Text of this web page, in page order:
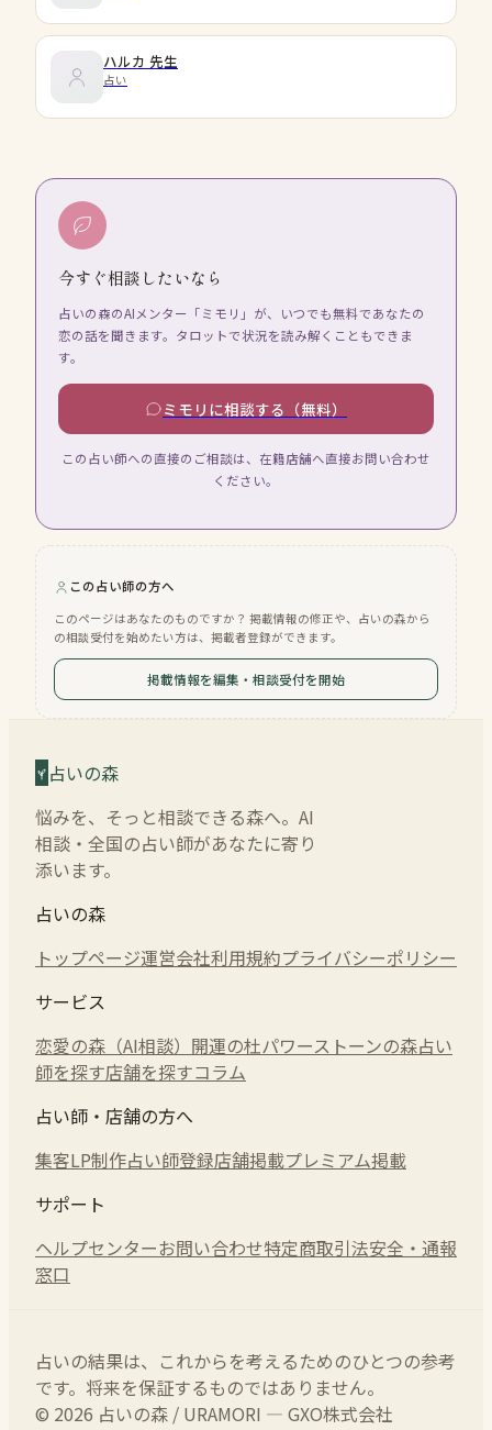
ハルカ 先生
占い
今すぐ相談したいなら
占いの森のAIメンター「ミモリ」が、いつでも無料であなたの
恋の話を聞きます。タロットで状況を読み解くこともできま
す。
ミモリに相談する（無料）
この占い師への直接のご相談は、在籍店舗へ直接お問い合わせ
ください。
この占い師の方へ
このページはあなたのものですか？ 掲載情報の修正や、占いの森から
の相談受付を始めたい方は、掲載者登録ができます。
掲載情報を編集・相談受付を開始
占いの森
悩みを、そっと相談できる森へ。AI
相談・全国の占い師があなたに寄り
添います。
占いの森
トップページ運営会社利用規約プライバシーポリシー
サービス
恋愛の森（AI相談） 開運の杜パワーストーンの森占い
師を探す店舗を探すコラム
占い師・店舗の方へ
集客LP制作占い師登録店舗掲載プレミアム掲載
サポート
ヘルプセンターお問い合わせ特定商取引法安全・通報
窓口
占いの結果は、これからを考えるためのひとつの参考
です。将来を保証するものではありません。
© 2026 占いの森 / URAMORI — GXO株式会社